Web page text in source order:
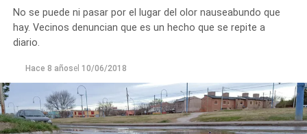
No se puede ni pasar por el lugar del olor nauseabundo que
hay. Vecinos denuncian que es un hecho que se repite a
diario.
Hace 8 añosel 10/06/2018